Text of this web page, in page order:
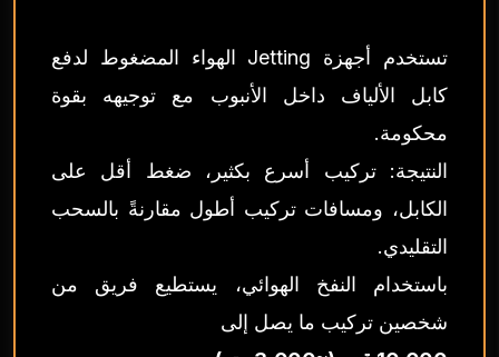
تستخدم أجهزة Jetting الهواء المضغوط لدفع
كابل الألياف داخل الأنبوب مع توجيهه بقوة
محكومة.
النتيجة: تركيب أسرع بكثير، ضغط أقل على
الكابل، ومسافات تركيب أطول مقارنةً بالسحب
التقليدي.
باستخدام النفخ الهوائي، يستطيع فريق من
شخصين تركيب ما يصل إلى